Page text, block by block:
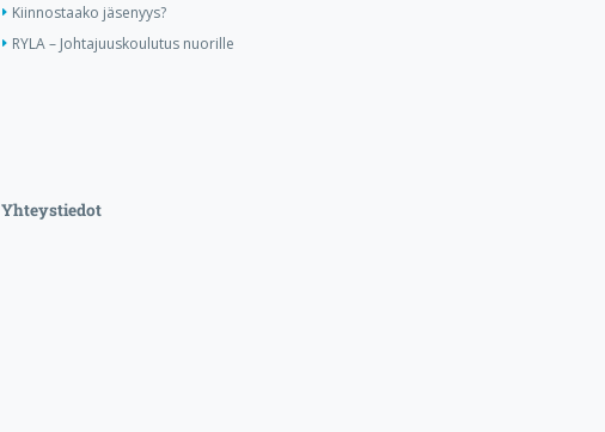
Kiinnostaako jäsenyys?
RYLA – Johtajuuskoulutus nuorille
Yhteystiedot